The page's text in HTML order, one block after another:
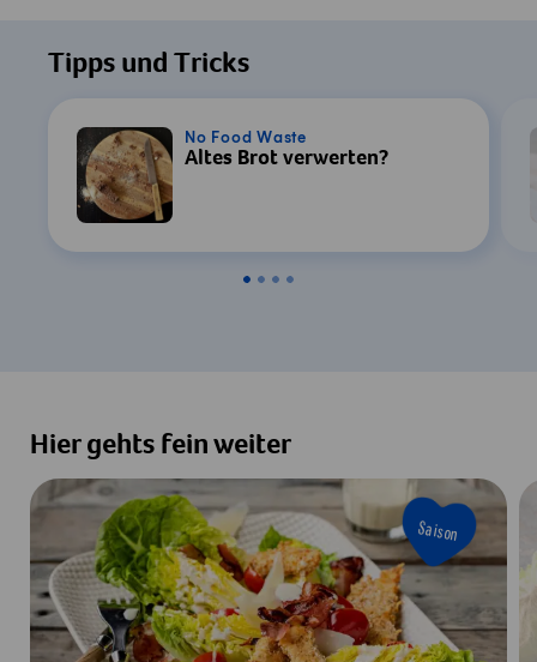
Tipps und Tricks
No Food Waste
Altes Brot verwerten?
Hier gehts fein weiter
Saison